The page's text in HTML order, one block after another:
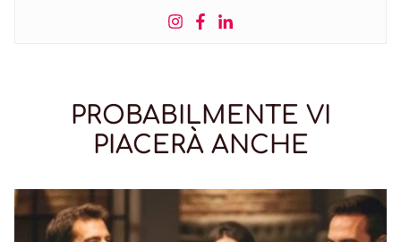
PROBABILMENTE VI
PIACERÀ ANCHE